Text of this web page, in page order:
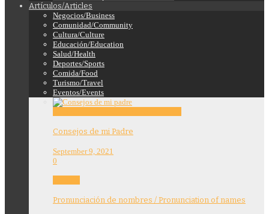
Artículos/Articles
Negocios/Business
Comunidad/Community
Cultura/Culture
Educación/Education
Salud/Health
Deportes/Sports
Comida/Food
Turismo/Travel
Eventos/Events
Consejos de mi Padre
September 9, 2021
0
Pronunciación de nombres / Pronunciation of names